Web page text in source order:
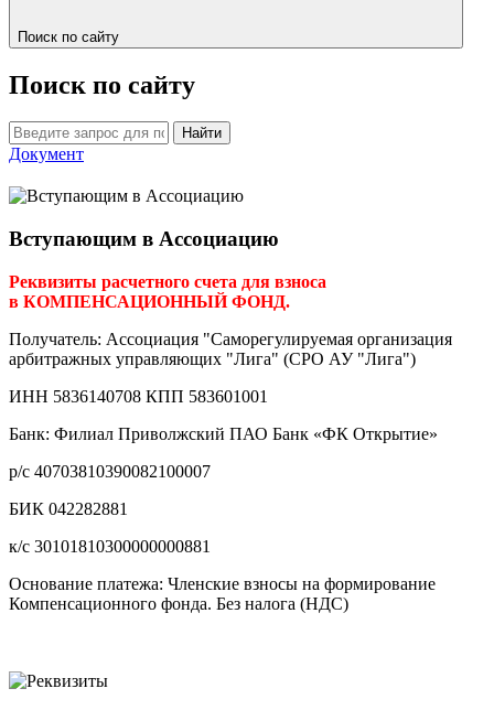
Поиск по сайту
Поиск по сайту
Найти
Документ
Вступающим в Ассоциацию
Реквизиты расчетного счета для взноса
в КОМПЕНСАЦИОННЫЙ ФОНД.
Получатель: Ассоциация "Саморегулируемая организация
арбитражных управляющих "Лига" (СРО АУ "Лига")
ИНН 5836140708 КПП 583601001
Банк: Филиал Приволжский ПАО Банк «ФК Открытие»
р/с 40703810390082100007
БИК 042282881
к/с 30101810300000000881
Основание платежа: Членские взносы на формирование
Компенсационного фонда. Без налога (НДС)